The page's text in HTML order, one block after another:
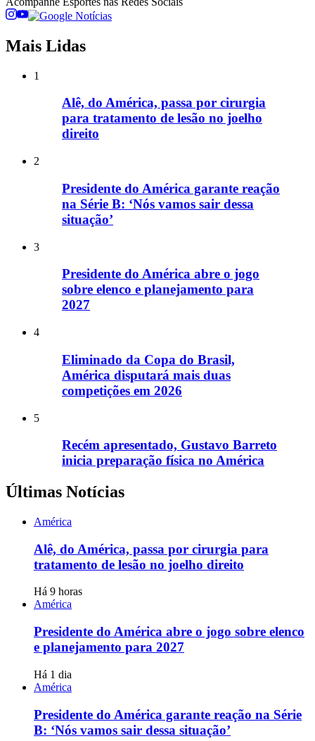
Mais Lidas
1
Alê, do América, passa por cirurgia
para tratamento de lesão no joelho
direito
2
Presidente do América garante reação
na Série B: ‘Nós vamos sair dessa
situação’
3
Presidente do América abre o jogo
sobre elenco e planejamento para
2027
4
Eliminado da Copa do Brasil,
América disputará mais duas
competições em 2026
5
Recém apresentado, Gustavo Barreto
inicia preparação física no América
Últimas Notícias
América
Alê, do América, passa por cirurgia para
tratamento de lesão no joelho direito
Há 9 horas
América
Presidente do América abre o jogo sobre elenco
e planejamento para 2027
Há 1 dia
América
Presidente do América garante reação na Série
B: ‘Nós vamos sair dessa situação’